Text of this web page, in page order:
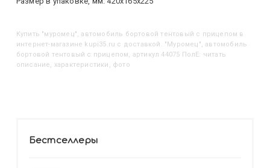
Купить "Муромец", автомобиль бортовой тентовый с прицепом в
интернет-магазине kupi35.ru с доставкой. "Муромец", автомобиль
бортовой тентовый с прицепом, артикул 44075 ПолЕ: читать
описание, характеристики, фото
Бестселлеры